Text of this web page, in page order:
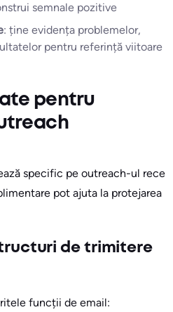
semnale pozitive
: ține evidența problemelor,
pentru referință viitoare
pentru
specific pe outreach-ul rece
pot ajuta la protejarea
de trimitere
funcții de email: